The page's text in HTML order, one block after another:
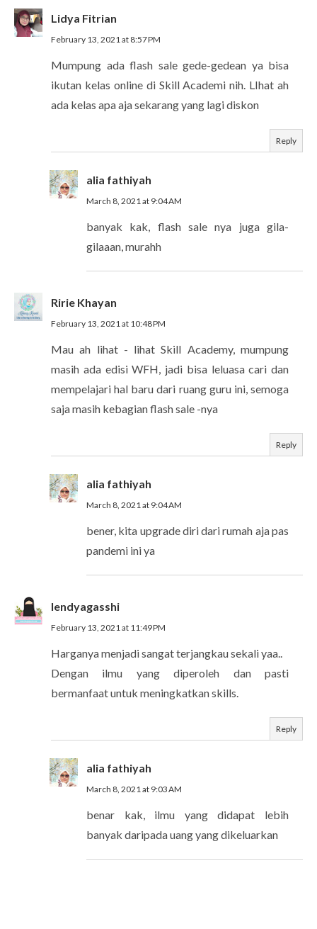
Lidya Fitrian
February 13, 2021 at 8:57 PM
Mumpung ada flash sale gede-gedean ya bisa
ikutan kelas online di Skill Academi nih. LIhat ah
ada kelas apa aja sekarang yang lagi diskon
Reply
alia fathiyah
March 8, 2021 at 9:04 AM
banyak kak, flash sale nya juga gila-
gilaaan, murahh
Ririe Khayan
February 13, 2021 at 10:48 PM
Mau ah lihat - lihat Skill Academy, mumpung
masih ada edisi WFH, jadi bisa leluasa cari dan
mempelajari hal baru dari ruang guru ini, semoga
saja masih kebagian flash sale -nya
Reply
alia fathiyah
March 8, 2021 at 9:04 AM
bener, kita upgrade diri dari rumah aja pas
pandemi ini ya
lendyagasshi
February 13, 2021 at 11:49 PM
Harganya menjadi sangat terjangkau sekali yaa..
Dengan ilmu yang diperoleh dan pasti
bermanfaat untuk meningkatkan skills.
Reply
alia fathiyah
March 8, 2021 at 9:03 AM
benar kak, ilmu yang didapat lebih
banyak daripada uang yang dikeluarkan